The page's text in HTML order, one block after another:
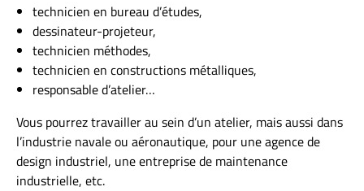
technicien en bureau d’études,
dessinateur-projeteur,
technicien méthodes,
technicien en constructions métalliques,
responsable d’atelier…
Vous pourrez travailler au sein d’un atelier, mais aussi dans
l’industrie navale ou aéronautique, pour une agence de
design industriel, une entreprise de maintenance
industrielle, etc.